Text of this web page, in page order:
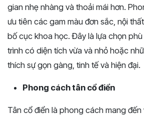
gian nhẹ nhàng và thoải mái hơn.
ưu tiên các gam màu đơn sắc, nội
bố cục khoa học. Đây là lựa chọn
trình có diện tích vừa và nhỏ hoặc
thích sự gọn gàng, tinh tế và hiện đại.
Phong cách tân cổ điển
Tân cổ điển là phong cách mang